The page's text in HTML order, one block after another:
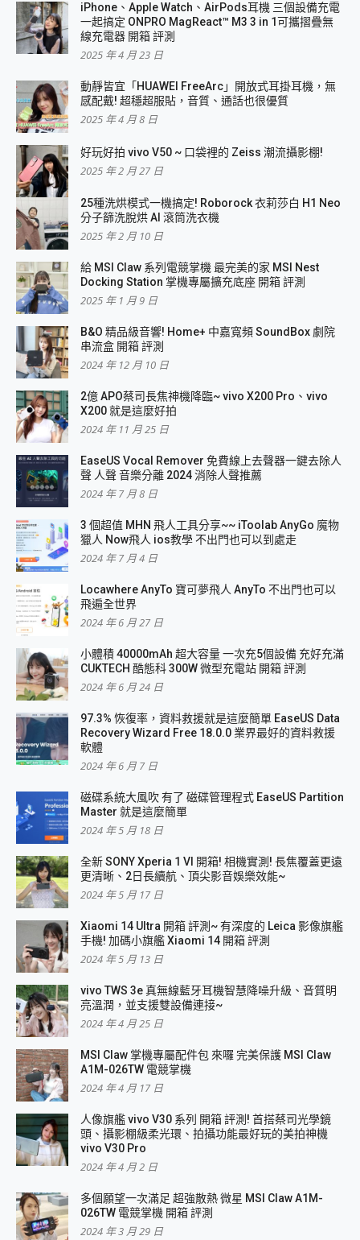
iPhone、Apple Watch、AirPods耳機 三個設備充電
一起搞定 ONPRO MagReact™ M3 3 in 1可攜摺疊無
線充電器 開箱 評測
2025 年 4 月 23 日
動靜皆宜「HUAWEI FreeArc」開放式耳掛耳機，無
感配戴! 超穩超服貼，音質、通話也很優質
2025 年 4 月 8 日
好玩好拍 vivo V50 ~ 口袋裡的 Zeiss 潮流攝影棚!
2025 年 2 月 27 日
25種洗烘模式一機搞定! Roborock 衣莉莎白 H1 Neo
分子篩洗脫烘 AI 滾筒洗衣機
2025 年 2 月 10 日
給 MSI Claw 系列電競掌機 最完美的家 MSI Nest
Docking Station 掌機專屬擴充底座 開箱 評測
2025 年 1 月 9 日
B&O 精品級音響! Home+ 中嘉寬頻 SoundBox 劇院
串流盒 開箱 評測
2024 年 12 月 10 日
2億 APO蔡司長焦神機降臨~ vivo X200 Pro、vivo
X200 就是這麼好拍
2024 年 11 月 25 日
EaseUS Vocal Remover 免費線上去聲器一鍵去除人
聲 人聲 音樂分離 2024 消除人聲推薦
2024 年 7 月 8 日
3 個超值 MHN 飛人工具分享~~ iToolab AnyGo 魔物
獵人 Now飛人 ios教學 不出門也可以到處走
2024 年 7 月 4 日
Locawhere AnyTo 寶可夢飛人 AnyTo 不出門也可以
飛遍全世界
2024 年 6 月 27 日
小體積 40000mAh 超大容量 一次充5個設備 充好充滿
CUKTECH 酷態科 300W 微型充電站 開箱 評測
2024 年 6 月 24 日
97.3% 恢復率，資料救援就是這麼簡單 EaseUS Data
Recovery Wizard Free 18.0.0 業界最好的資料救援
軟體
2024 年 6 月 7 日
磁碟系統大風吹 有了 磁碟管理程式 EaseUS Partition
Master 就是這麼簡單
2024 年 5 月 18 日
全新 SONY Xperia 1 VI 開箱! 相機實測! 長焦覆蓋更遠
更清晰、2日長續航、頂尖影音娛樂效能~
2024 年 5 月 17 日
Xiaomi 14 Ultra 開箱 評測~ 有深度的 Leica 影像旗艦
手機! 加碼小旗艦 Xiaomi 14 開箱 評測
2024 年 5 月 13 日
vivo TWS 3e 真無線藍牙耳機智慧降噪升級、音質明
亮溫潤，並支援雙設備連接~
2024 年 4 月 25 日
MSI Claw 掌機專屬配件包 來囉 完美保護 MSI Claw
A1M-026TW 電競掌機
2024 年 4 月 17 日
人像旗艦 vivo V30 系列 開箱 評測! 首搭蔡司光學鏡
頭、攝影棚級柔光環、拍攝功能最好玩的美拍神機
vivo V30 Pro
2024 年 4 月 2 日
多個願望一次滿足 超強散熱 微星 MSI Claw A1M-
026TW 電競掌機 開箱 評測
2024 年 3 月 29 日